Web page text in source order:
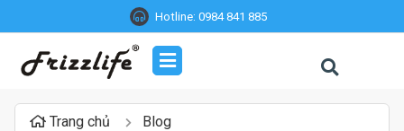
Hotline: 0984 841 885
Trang chủ Blog